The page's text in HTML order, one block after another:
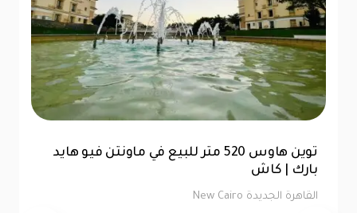
توين هاوس 520 متر للبيع في ماونتن فيو هايد
بارك | كاش
القاهرة الجديدة New Cairo